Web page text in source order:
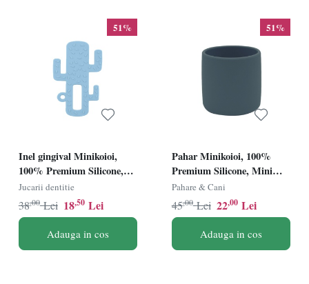
51%
Inel gingival Minikoioi,
100% Premium Silicone,
Cactus â€“ MIneral Blue
Jucarii dentitie
18,50 Lei
38,00 Lei
Adauga in cos
51%
Pahar Minikoioi, 100%
Premium Silicone, Mini
Cup â€“ Deep Blue
Pahare & Cani
22,00 Lei
45,00 Lei
Adauga in cos